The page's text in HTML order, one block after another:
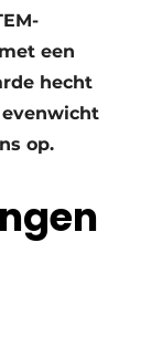
een
hecht
op.